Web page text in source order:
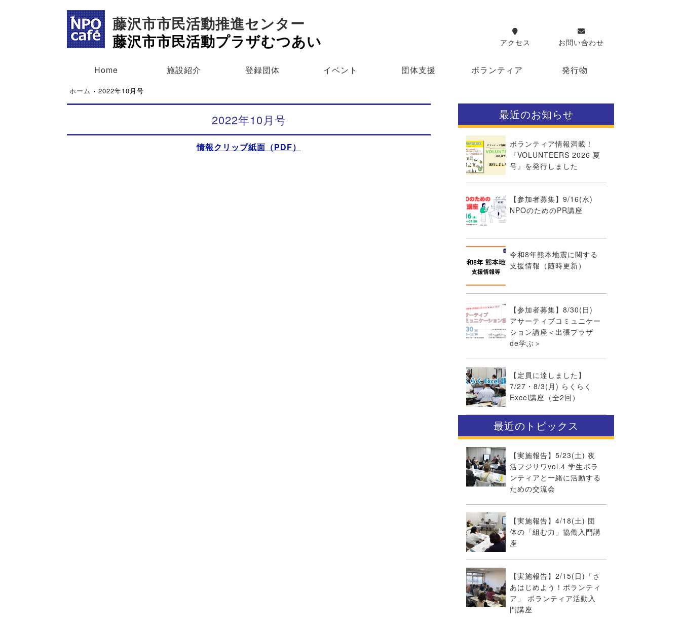
藤沢市市民活動推進センター
藤沢市市民活動プラザむつあい
アクセス お問い合わせ
Home 施設紹介 登録団体 イベント 団体支援 ボランティア 発行物
ホーム › 2022年10月号
2022年10月号
情報クリップ紙面（PDF）
最近のお知らせ
ボランティア情報満載！
『VOLUNTEERS 2026 夏
号』を発行しました
【参加者募集】9/16(水)
NPOのためのPR講座
令和8年熊本地震に関する
支援情報（随時更新）
【参加者募集】8/30(日)
アサーティブコミュニケー
ション講座＜出張プラザ
de学ぶ＞
【定員に達しました】
7/27・8/3(月) らくらく
Excel講座（全2回）
最近のトピックス
【実施報告】5/23(土) 夜
活フジサワvol.4 学生ボラ
ンティアと一緒に活動する
ための交流会
【実施報告】4/18(土) 団
体の「組む力」協働入門講
座
【実施報告】2/15(日)「さ
あはじめよう！ボランティ
ア」 ボランティア活動入
門講座